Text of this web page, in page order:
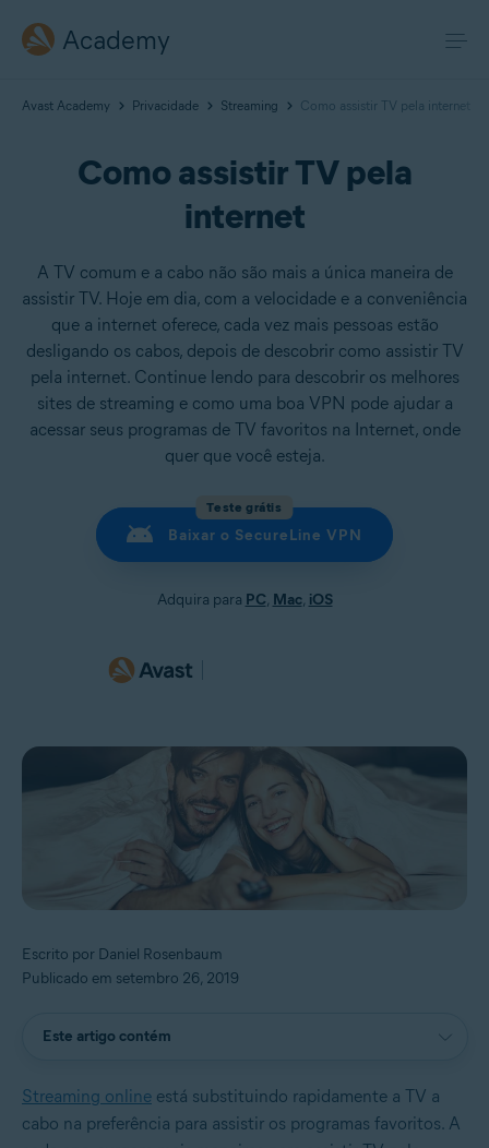
Academy
Avast Academy Privacidade Streaming Como assistir TV pela internet
Como assistir TV pela
internet
A TV comum e a cabo não são mais a única maneira de
assistir TV. Hoje em dia, com a velocidade e a conveniência
que a internet oferece, cada vez mais pessoas estão
desligando os cabos, depois de descobrir como assistir TV
pela internet. Continue lendo para descobrir os melhores
sites de streaming e como uma boa VPN pode ajudar a
acessar seus programas de TV favoritos na Internet, onde
quer que você esteja.
Teste grátis
Baixar o SecureLine VPN
Adquira para PC, Mac, iOS
Escrito por Daniel Rosenbaum
Publicado em setembro 26, 2019
Este artigo contém
Streaming online está substituindo rapidamente a TV a
cabo na preferência para assistir os programas favoritos. A